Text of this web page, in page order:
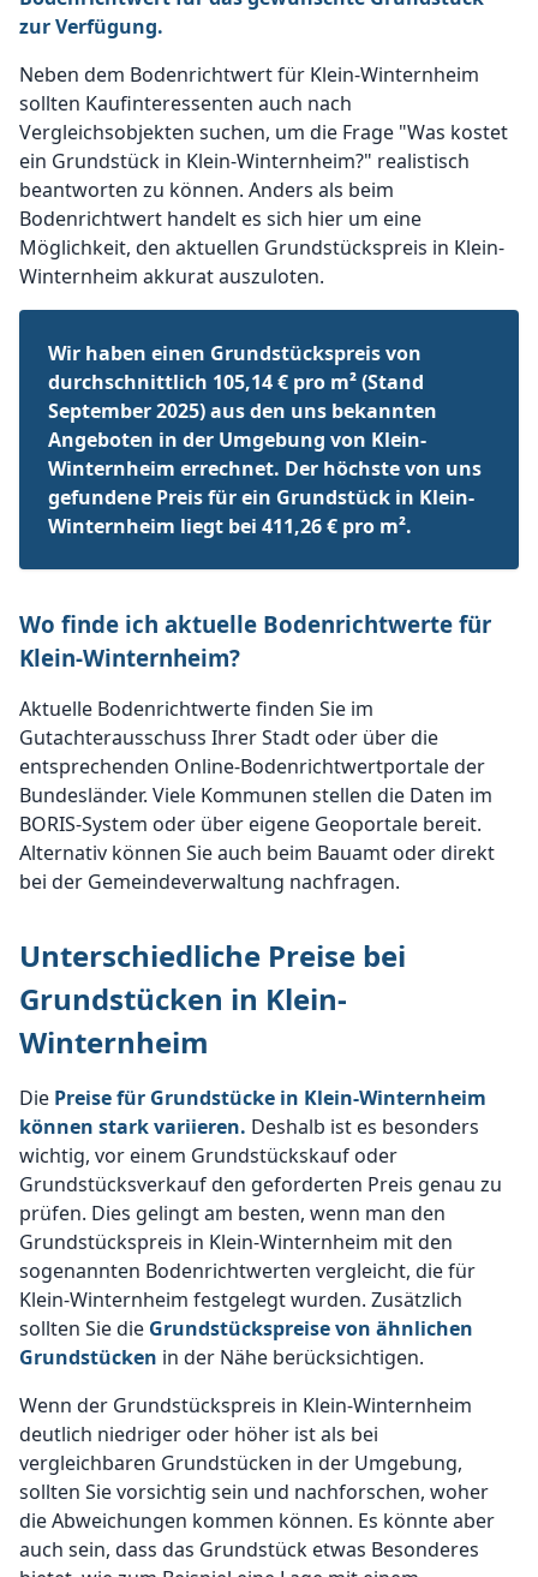
zur Verfügung.
Neben dem Bodenrichtwert für Klein-Winternheim
sollten Kaufinteressenten auch nach
Vergleichsobjekten suchen, um die Frage "Was kostet
ein Grundstück in Klein-Winternheim?" realistisch
beantworten zu können. Anders als beim
Bodenrichtwert handelt es sich hier um eine
Möglichkeit, den aktuellen Grundstückspreis in Klein-
Winternheim akkurat auszuloten.
Wir haben einen Grundstückspreis von
durchschnittlich 105,14 € pro m² (Stand
September 2025) aus den uns bekannten
Angeboten in der Umgebung von Klein-
Winternheim errechnet. Der höchste von uns
gefundene Preis für ein Grundstück in Klein-
Winternheim liegt bei 411,26 € pro m².
Wo finde ich aktuelle Bodenrichtwerte für
Klein-Winternheim?
Aktuelle Bodenrichtwerte finden Sie im
Gutachterausschuss Ihrer Stadt oder über die
entsprechenden Online-Bodenrichtwertportale der
Bundesländer. Viele Kommunen stellen die Daten im
BORIS-System oder über eigene Geoportale bereit.
Alternativ können Sie auch beim Bauamt oder direkt
bei der Gemeindeverwaltung nachfragen.
Unterschiedliche Preise bei
Grundstücken in Klein-
Winternheim
Die Preise für Grundstücke in Klein-Winternheim
können stark variieren. Deshalb ist es besonders
wichtig, vor einem Grundstückskauf oder
Grundstücksverkauf den geforderten Preis genau zu
prüfen. Dies gelingt am besten, wenn man den
Grundstückspreis in Klein-Winternheim mit den
sogenannten Bodenrichtwerten vergleicht, die für
Klein-Winternheim festgelegt wurden. Zusätzlich
sollten Sie die Grundstückspreise von ähnlichen
Grundstücken in der Nähe berücksichtigen.
Wenn der Grundstückspreis in Klein-Winternheim
deutlich niedriger oder höher ist als bei
vergleichbaren Grundstücken in der Umgebung,
sollten Sie vorsichtig sein und nachforschen, woher
die Abweichungen kommen können. Es könnte aber
auch sein, dass das Grundstück etwas Besonderes